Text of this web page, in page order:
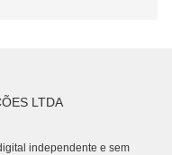
LTDA
independente e sem